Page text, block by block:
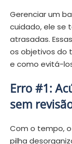
Gerenciar um
cuidado, ele se
atrasadas.
os objetivos do
e como evitá-
Erro #1:
sem
Com o tempo,
pilha